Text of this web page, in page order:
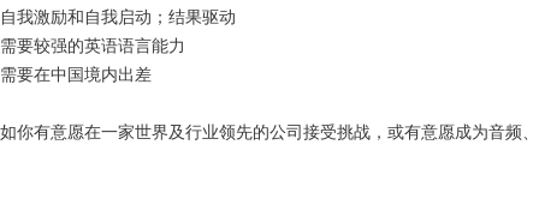
自我激励和自我启动；结果驱动
需要较强的英语语言能力
需要在中国境内出差
如你有意愿在一家世界及行业领先的公司接受挑战，或有意愿成为音